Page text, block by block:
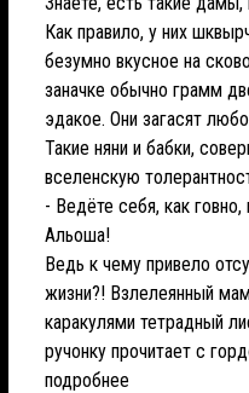
Как правило, у них
безумно вкусное на
заначке обычно грамм
эдакое. Они загасят
Такие няни и бабки,
вселенскую
- Ведёте себя, как
Альоша!
Ведь к чему привело
жизни?! Взлелеянный
каракулями тетрадный
ручонку прочитает с
подробнее